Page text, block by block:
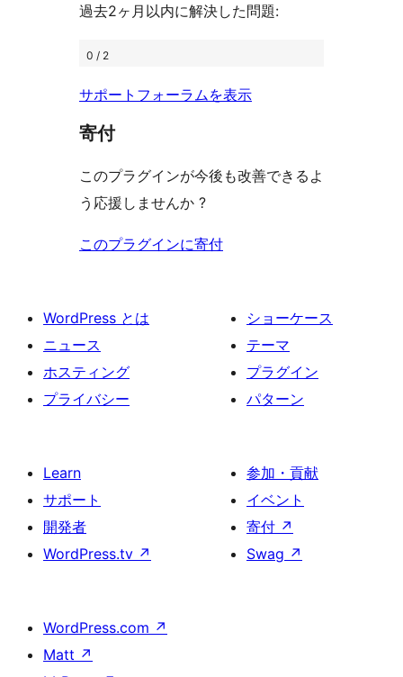
ー
ュ
ー
過去2ヶ月以内に解決した問題:
0 / 2
サポートフォーラムを表示
寄付
このプラグインが今後も改善できるよ
う応援しませんか ?
このプラグインに寄付
WordPress とは
ニュース
ホスティング
プライバシー
ショーケース
テーマ
プラグイン
パターン
Learn
サポート
開発者
WordPress.tv ↗
参加・貢献
イベント
寄付 ↗
Swag ↗
WordPress.com ↗
Matt ↗